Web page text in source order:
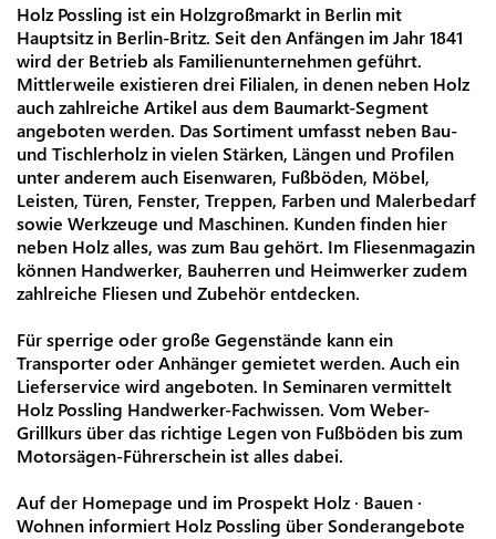
Holz Possling ist ein Holzgroßmarkt in Berlin mit
Hauptsitz in Berlin-Britz. Seit den Anfängen im Jahr 1841
wird der Betrieb als Familienunternehmen geführt.
Mittlerweile existieren drei Filialen, in denen neben Holz
auch zahlreiche Artikel aus dem Baumarkt-Segment
angeboten werden. Das Sortiment umfasst neben Bau-
und Tischlerholz in vielen Stär­ken, Län­gen und Profi­len
unter anderem auch Eisenwaren, Fußböden, Möbel,
Leisten, Türen, Fenster, Treppen, Farben und Malerbedarf
sowie Werkzeuge und Maschinen. Kunden finden hier
neben Holz alles, was zum Bau gehört. Im Fliesenmagazin
können Handwerker, Bauherren und Heimwerker zudem
zahlreiche Fliesen und Zubehör entdecken.
Für sperrige oder große Gegenstände kann ein
Transporter oder Anhänger gemietet werden. Auch ein
Lieferservice wird angeboten. In Seminaren vermittelt
Holz Possling Handwerker-Fachwissen. Vom Weber-
Grillkurs über das richtige Legen von Fußböden bis zum
Motorsägen-Führerschein ist alles dabei.
Auf der Homepage und im Prospekt Holz · Bauen ·
Wohnen informiert Holz Possling über Sonderangebote